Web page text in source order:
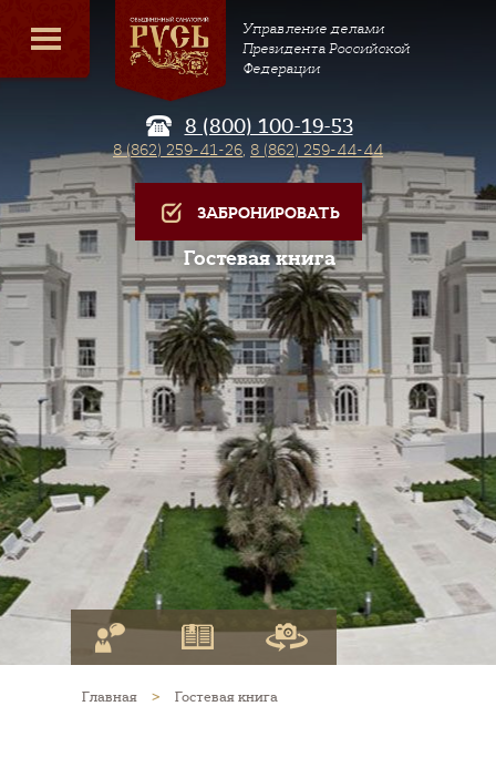
Управление делами
Президента Российской
Федерации
8 (800) 100-19-53
8 (862) 259-41-26, 8 (862) 259-44-44
ЗАБРОНИРОВАТЬ
Гостевая книга
Главная > Гостевая книга